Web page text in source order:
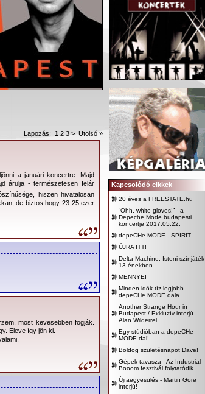
június
40.000 jegy vár
legközelebb eső
és folyamatos
Lapozás: 1 2 3 > Utolsó »
a januári koncertre. Majd
árulja - természetesen felár
hiszen hivatalosan
de biztos hogy 23-25 ezer
most kevesebben fogják.
Eleve így jön ki.
Kapcsolódó cikkek
20 éves a FREESTATE.hu
“Ohh, white gloves!” - a
Depeche Mode budapesti
koncertje 2017.05.22.
depeCHe MODE - SPIRIT
ÚJRA ITT!
Delta Machine: Isteni színjáték
13 énekben
MENNYEI
Minden idők tíz legjobb
depeCHe MODE dala
Another Strange Hour in
Budapest / Exkluzív interjú
Alan Wilderrel
Egy stúdióban a depeCHe
MODE-dal!
Boldog születésnapot Dave!
Gépek tavasza - Az Industrial
Booom fesztivál folytatódik
Újraegyesülés - Martin Gore
interjú!